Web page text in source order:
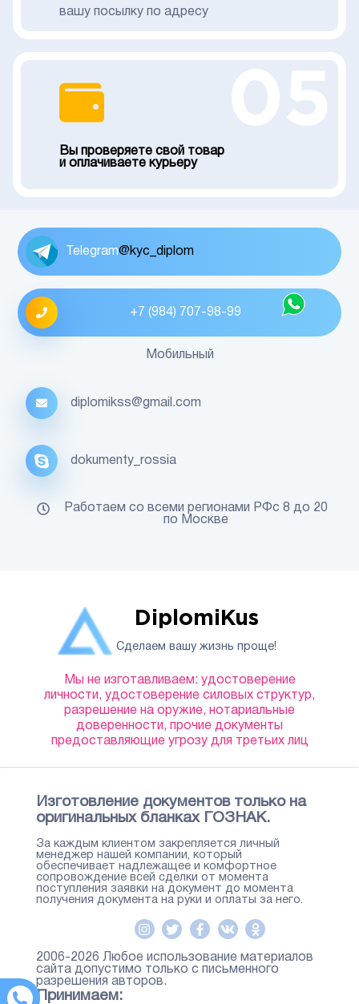
вашу посылку по адресу
Вы проверяете свой товар
и оплачиваете курьеру
DiplomiKus
Сделаем вашу жизнь проще!
Мы не изготавливаем: удостоверение
личности, удостоверение силовых структур,
разрешение на оружие, нотариальные
доверенности, прочие документы
предоставляющие угрозу для третьих лиц
Изготовление документов только на
оригинальных бланках ГОЗНАК.
За каждым клиентом закрепляется личный
менеджер нашей компании, который
обеспечивает надлежащее и комфортное
сопровождение всей сделки от момента
поступления заявки на документ до момента
получения документа на руки и оплаты за него.
2006-2026 Любое использование материалов
сайта допустимо только с письменного
разрешения авторов.
Принимаем:
Telegram@kyc_diplom
+7 (984) 707-98-99
Мобильный
diplomikss@gmail.com
dokumenty_rossia
Работаем со всеми регионами РФс 8 до 20
по Москве